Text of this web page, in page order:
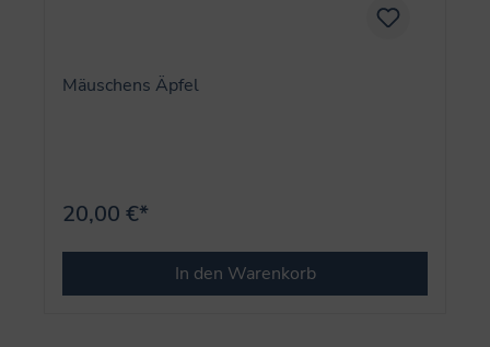
Mäuschens Äpfel
20,00 €*
In den Warenkorb